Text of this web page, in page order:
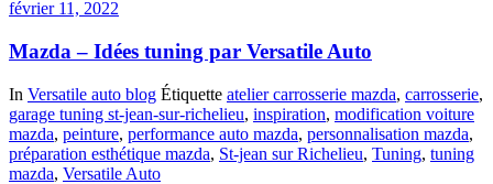
février 11, 2022
Mazda – Idées tuning par Versatile Auto
In Versatile auto blog Étiquette atelier carrosserie mazda, carrosserie,
garage tuning st-jean-sur-richelieu, inspiration, modification voiture
mazda, peinture, performance auto mazda, personnalisation mazda,
préparation esthétique mazda, St-jean sur Richelieu, Tuning, tuning
mazda, Versatile Auto